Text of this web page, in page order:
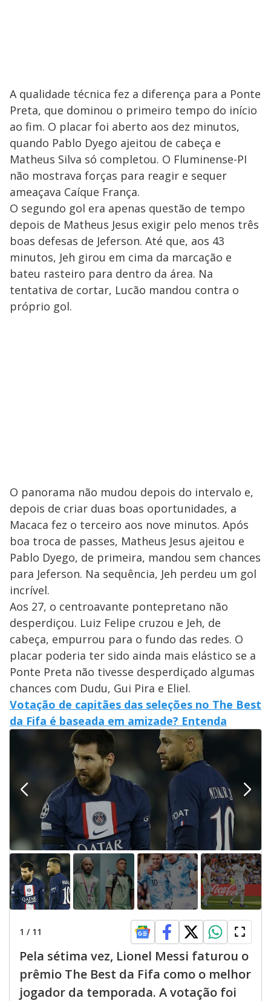
A qualidade técnica fez a diferença para a Ponte
Preta, que dominou o primeiro tempo do início
ao fim. O placar foi aberto aos dez minutos,
quando Pablo Dyego ajeitou de cabeça e
Matheus Silva só completou. O Fluminense-PI
não mostrava forças para reagir e sequer
ameaçava Caíque França.
O segundo gol era apenas questão de tempo
depois de Matheus Jesus exigir pelo menos três
boas defesas de Jeferson. Até que, aos 43
minutos, Jeh girou em cima da marcação e
bateu rasteiro para dentro da área. Na
tentativa de cortar, Lucão mandou contra o
próprio gol.
O panorama não mudou depois do intervalo e,
depois de criar duas boas oportunidades, a
Macaca fez o terceiro aos nove minutos. Após
boa troca de passes, Matheus Jesus ajeitou e
Pablo Dyego, de primeira, mandou sem chances
para Jeferson. Na sequência, Jeh perdeu um gol
incrível.
Aos 27, o centroavante pontepretano não
desperdiçou. Luiz Felipe cruzou e Jeh, de
cabeça, empurrou para o fundo das redes. O
placar poderia ter sido ainda mais elástico se a
Ponte Preta não tivesse desperdiçado algumas
chances com Dudu, Gui Pira e Eliel.
Votação de capitães das seleções no The Best
da Fifa é baseada em amizade? Entenda
1 / 11
Pela sétima vez, Lionel Messi faturou o
prêmio The Best da Fifa como o melhor
jogador da temporada. A votação foi